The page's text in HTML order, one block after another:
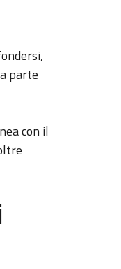
parte
con il